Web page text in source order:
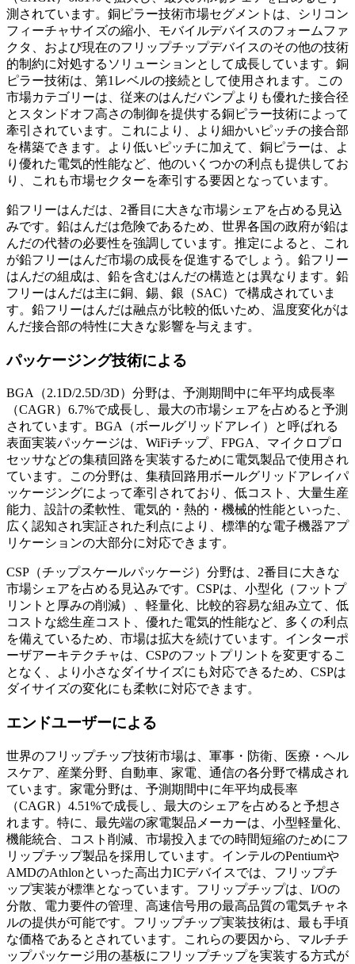
測されています。銅ピラー技術市場セグメントは、シリコン
フィーチャサイズの縮小、モバイルデバイスのフォームファ
クタ、および現在のフリップチップデバイスのその他の技術
的制約に対処するソリューションとして成長しています。銅
ピラー技術は、第1レベルの接続として使用されます。この
市場カテゴリーは、従来のはんだバンプよりも優れた接合径
とスタンドオフ高さの制御を提供する銅ピラー技術によって
牽引されています。これにより、より細かいピッチの接合部
を構築できます。より低いピッチに加えて、銅ピラーは、よ
り優れた電気的性能など、他のいくつかの利点も提供してお
り、これも市場セクターを牽引する要因となっています。
鉛フリーはんだは、2番目に大きな市場シェアを占める見込
みです。鉛はんだは危険であるため、世界各国の政府が鉛は
んだの代替の必要性を強調しています。推定によると、これ
が鉛フリーはんだ市場の成長を促進するでしょう。鉛フリー
はんだの組成は、鉛を含むはんだの構造とは異なります。鉛
フリーはんだは主に銅、錫、銀（SAC）で構成されていま
す。鉛フリーはんだは融点が比較的低いため、温度変化がは
んだ接合部の特性に大きな影響を与えます。
パッケージング技術による
BGA（2.1D/2.5D/3D）分野は、予測期間中に年平均成長率
（CAGR）6.7%で成長し、最大の市場シェアを占めると予測
されています。BGA（ボールグリッドアレイ）と呼ばれる
表面実装パッケージは、WiFiチップ、FPGA、マイクロプロ
セッサなどの集積回路を実装するために電気製品で使用され
ています。この分野は、集積回路用ボールグリッドアレイパ
ッケージングによって牽引されており、低コスト、大量生産
能力、設計の柔軟性、電気的・熱的・機械的性能といった、
広く認知され実証された利点により、標準的な電子機器アプ
リケーションの大部分に対応できます。
CSP（チップスケールパッケージ）分野は、2番目に大きな
市場シェアを占める見込みです。CSPは、小型化（フットプ
リントと厚みの削減）、軽量化、比較的容易な組み立て、低
コストな総生産コスト、優れた電気的性能など、多くの利点
を備えているため、市場は拡大を続けています。インターポ
ーザアーキテクチャは、CSPのフットプリントを変更するこ
となく、より小さなダイサイズにも対応できるため、CSPは
ダイサイズの変化にも柔軟に対応できます。
エンドユーザーによる
世界のフリップチップ技術市場は、軍事・防衛、医療・ヘル
スケア、産業分野、自動車、家電、通信の各分野で構成され
ています。家電分野は、予測期間中に年平均成長率
（CAGR）4.51%で成長し、最大のシェアを占めると予想さ
れます。特に、最先端の家電製品メーカーは、小型軽量化、
機能統合、コスト削減、市場投入までの時間短縮のためにフ
リップチップ製品を採用しています。インテルのPentiumや
AMDのAthlonといった高出力ICデバイスでは、フリップチ
ップ実装が標準となっています。フリップチップは、I/Oの
分散、電力要件の管理、高速信号用の最高品質の電気チャネ
ルの提供が可能です。フリップチップ実装技術は、最も手頃
な価格であるとされています。これらの要因から、マルチチ
ップパッケージ用の基板にフリップチップを実装する方式が